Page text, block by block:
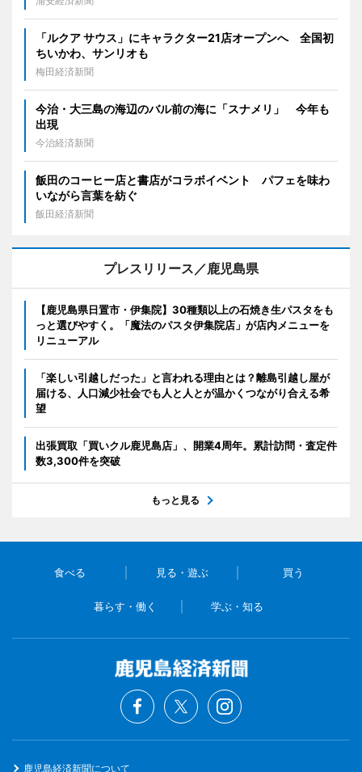
「ルクア サウス」にキャラクター21店オープンへ 全国初
ちいかわ、サンリオも
梅田経済新聞
今治・大三島の海辺のバル前の海に「スナメリ」 今年も
出現
今治経済新聞
飯田のコーヒー店と書店がコラボイベント パフェを味わ
いながら言葉を紡ぐ
飯田経済新聞
プレスリリース／鹿児島県
【鹿児島県日置市・伊集院】30種類以上の石焼き生パスタをも
っと選びやすく。「魔法のパスタ伊集院店」が店内メニューを
リニューアル
「楽しい引越しだった」と言われる理由とは？離島引越し屋が
届ける、人口減少社会でも人と人とが温かくつながり合える希
望
出張買取「買いクル鹿児島店」、開業4周年。累計訪問・査定件
数3,300件を突破
もっと見る
食べる 見る・遊ぶ 買う
暮らす・働く 学ぶ・知る
鹿児島経済新聞について